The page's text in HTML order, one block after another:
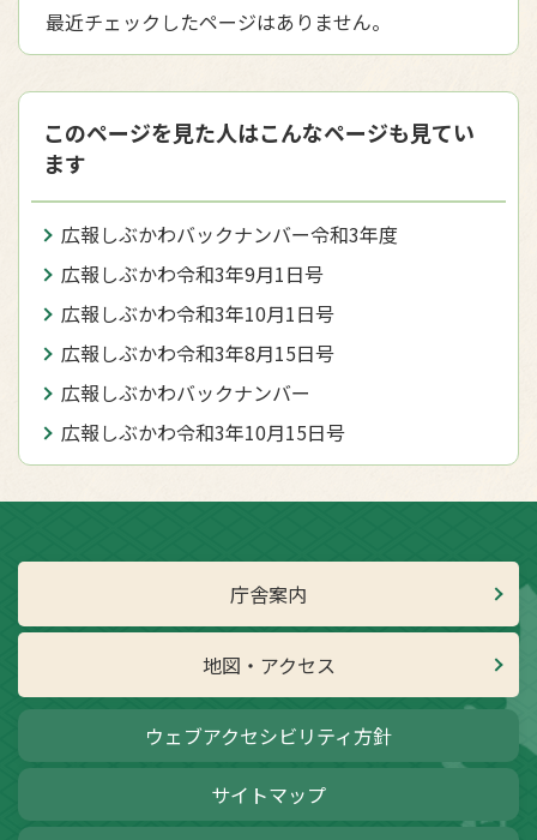
最近チェックしたページはありません。
このページを見た人はこんなページも見てい
ます
広報しぶかわバックナンバー令和3年度
広報しぶかわ令和3年9月1日号
広報しぶかわ令和3年10月1日号
広報しぶかわ令和3年8月15日号
広報しぶかわバックナンバー
広報しぶかわ令和3年10月15日号
庁舎案内
地図・アクセス
ウェブアクセシビリティ方針
サイトマップ